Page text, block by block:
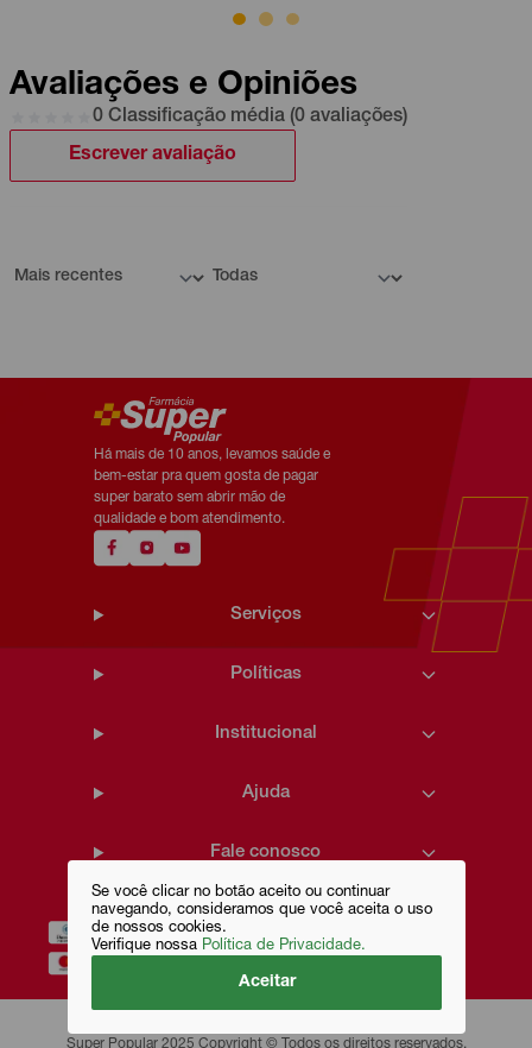
Se você clicar no botão aceito ou continuar
navegando, consideramos que você aceita o uso
de nossos cookies.
Verifique nossa Política de Privacidade.
Aceitar
Avaliações e Opiniões
0 Classificação média (0 avaliações)
Escrever avaliação
Há mais de 10 anos, levamos saúde e
bem-estar pra quem gosta de pagar
super barato sem abrir mão de
qualidade e bom atendimento.
Serviços
Políticas
Institucional
Ajuda
Fale conosco
Super Popular 2025 Copyright © Todos os direitos reservados.